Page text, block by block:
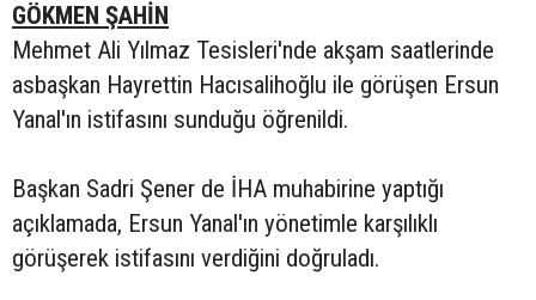
GÖKMEN ŞAHİN
Mehmet Ali Yılmaz Tesisleri'nde akşam saatlerinde
asbaşkan Hayrettin Hacısalihoğlu ile görüşen Ersun
Yanal'ın istifasını sunduğu öğrenildi.
Başkan Sadri Şener de İHA muhabirine yaptığı
açıklamada, Ersun Yanal'ın yönetimle karşılıklı
görüşerek istifasını verdiğini doğruladı.